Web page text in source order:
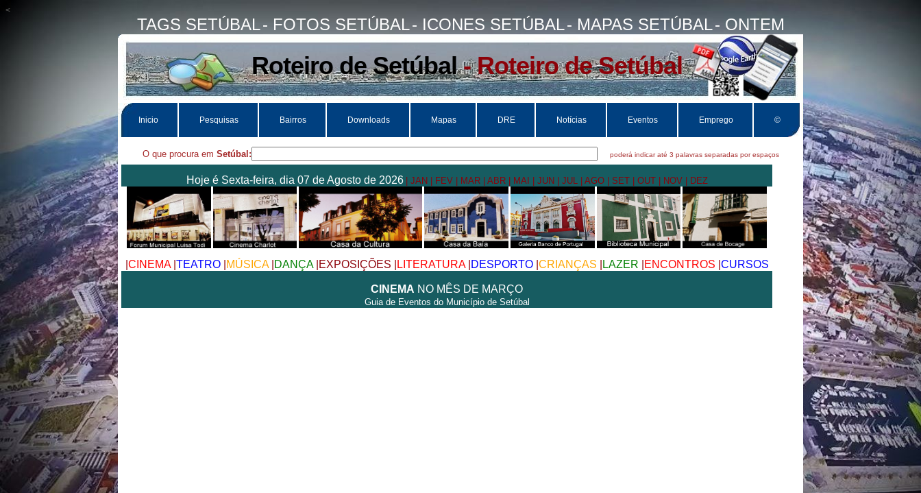
<
TAGS SETÚBAL- FOTOS SETÚBAL- ICONES SETÚBAL- MAPAS SETÚBAL- ONTEM
Roteiro de Setúbal- Roteiro de Setúbal
Inicio Pesquisas Bairros Downloads Mapas DRE Notícias Eventos Emprego ©
O que procura em Setúbal: poderá indicar até 3 palavras separadas por espaços
Hoje é Sexta-feira, dia 07 de Agosto de 2026 | JAN | FEV | MAR | ABR | MAI | JUN | JUL | AGO | SET | OUT | NOV | DEZ
CINEMA TEATRO MÚSICA DANÇA |EXPOSIÇÕES LITERATURA DESPORTO CRIANÇAS LAZER ENCONTROS CURSOS
CINEMA NO MÊS DE MARÇO
Guia de Eventos do Município de Setúbal